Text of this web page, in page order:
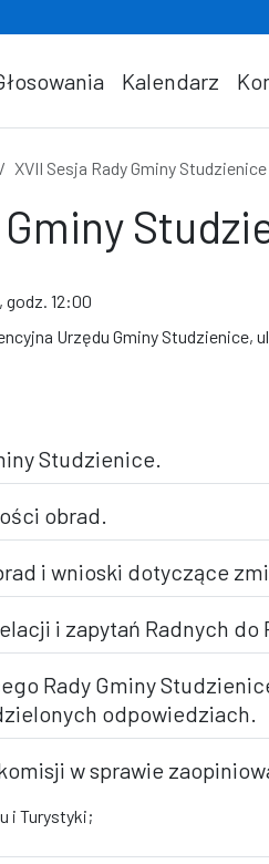
Kalendarz
XVII Sesja Rady Gminy Studzienice
godz. 12:00
Urzędu Gminy Studzienice,
Studzienice.
obrad.
i wnioski dotyczące
i zapytań Radnych
Rady Gminy
odpowiedziach.
w sprawie
i Turystyki;